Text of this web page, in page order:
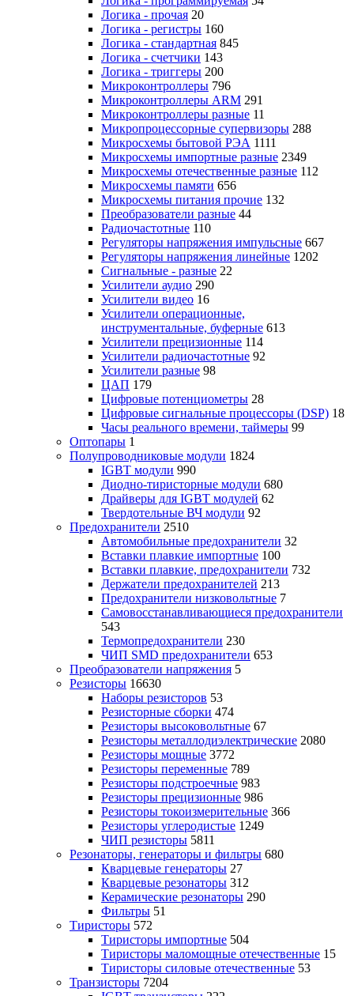
Логика - прочая 20
Логика - регистры 160
Логика - стандартная 845
Логика - счетчики 143
Логика - триггеры 200
Микроконтроллеры 796
Микроконтроллеры ARM 291
Микроконтроллеры разные 11
Микропроцессорные супервизоры 288
Микросхемы бытовой РЭА 1111
Микросхемы импортные разные 2349
Микросхемы отечественные разные 112
Микросхемы памяти 656
Микросхемы питания прочие 132
Преобразователи разные 44
Радиочастотные 110
Регуляторы напряжения импульсные 667
Регуляторы напряжения линейные 1202
Сигнальные - разные 22
Усилители аудио 290
Усилители видео 16
Усилители операционные,
инструментальные, буферные 613
Усилители прецизионные 114
Усилители радиочастотные 92
Усилители разные 98
ЦАП 179
Цифровые потенциометры 28
Цифровые сигнальные процессоры (DSP) 18
Часы реального времени, таймеры 99
Оптопары 1
Полупроводниковые модули 1824
IGBT модули 990
Диодно-тиристорные модули 680
Драйверы для IGBT модулей 62
Твердотельные ВЧ модули 92
Предохранители 2510
Автомобильные предохранители 32
Вставки плавкие импортные 100
Вставки плавкие, предохранители 732
Держатели предохранителей 213
Предохранители низковольтные 7
Самовосстанавливающиеся предохранители
543
Термопредохранители 230
ЧИП SMD предохранители 653
Преобразователи напряжения 5
Резисторы 16630
Наборы резисторов 53
Резисторные сборки 474
Резисторы высоковольтные 67
Резисторы металлодиэлектрические 2080
Резисторы мощные 3772
Резисторы переменные 789
Резисторы подстроечные 983
Резисторы прецизионные 986
Резисторы токоизмерительные 366
Резисторы углеродистые 1249
ЧИП резисторы 5811
Резонаторы, генераторы и фильтры 680
Кварцевые генераторы 27
Кварцевые резонаторы 312
Керамические резонаторы 290
Фильтры 51
Тиристоры 572
Тиристоры импортные 504
Тиристоры маломощные отечественные 15
Тиристоры силовые отечественные 53
Транзисторы 7204